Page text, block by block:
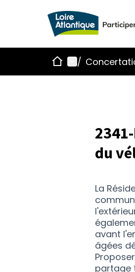
AccueilMenu principal
/
du
La
avant
âgées
partage